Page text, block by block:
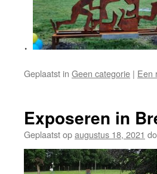
.
Geplaatst in Geen categorie | Een
Exposeren in
Geplaatst opaugustus 18, 2021